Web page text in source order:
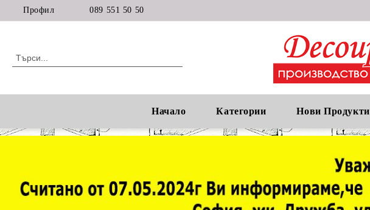
Профил 089 551 50 50
Начало Категории Нови Продукти